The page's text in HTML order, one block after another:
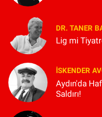
DR. TANER
Lig mi
İSKENDER
Aydın'da
Saldırı!